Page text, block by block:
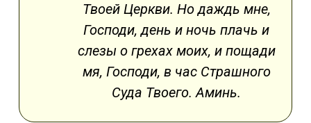
Твоей Церкви. Но даждь мне,
Господи, день и ночь плачь и
слезы о грехах моих, и пощади
мя, Господи, в час Страшного
Суда Твоего. Аминь.